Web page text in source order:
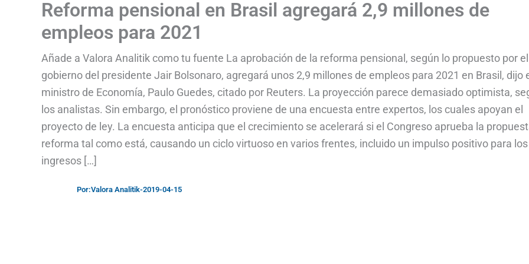
Reforma pensional en Brasil agregará 2,9 millones de
empleos para 2021
Añade a Valora Analitik como tu fuente La aprobación de la reforma pensional, según lo propuesto por el
gobierno del presidente Jair Bolsonaro, agregará unos 2,9 millones de empleos para 2021 en Brasil, dijo
ministro de Economía, Paulo Guedes, citado por Reuters. La proyección parece demasiado optimista,
los analistas. Sin embargo, el pronóstico proviene de una encuesta entre expertos, los cuales apoyan el
proyecto de ley. La encuesta anticipa que el crecimiento se acelerará si el Congreso aprueba la
reforma tal como está, causando un ciclo virtuoso en varios frentes, incluido un impulso positivo para los
ingresos […]
Por:Valora Analitik-2019-04-15